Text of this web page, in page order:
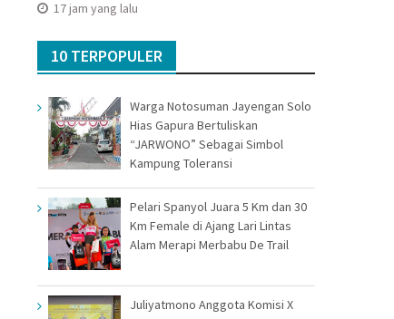
17 jam yang lalu
10 TERPOPULER
Warga Notosuman Jayengan Solo
Hias Gapura Bertuliskan
“JARWONO” Sebagai Simbol
Kampung Toleransi
Pelari Spanyol Juara 5 Km dan 30
Km Female di Ajang Lari Lintas
Alam Merapi Merbabu De Trail
Juliyatmono Anggota Komisi X